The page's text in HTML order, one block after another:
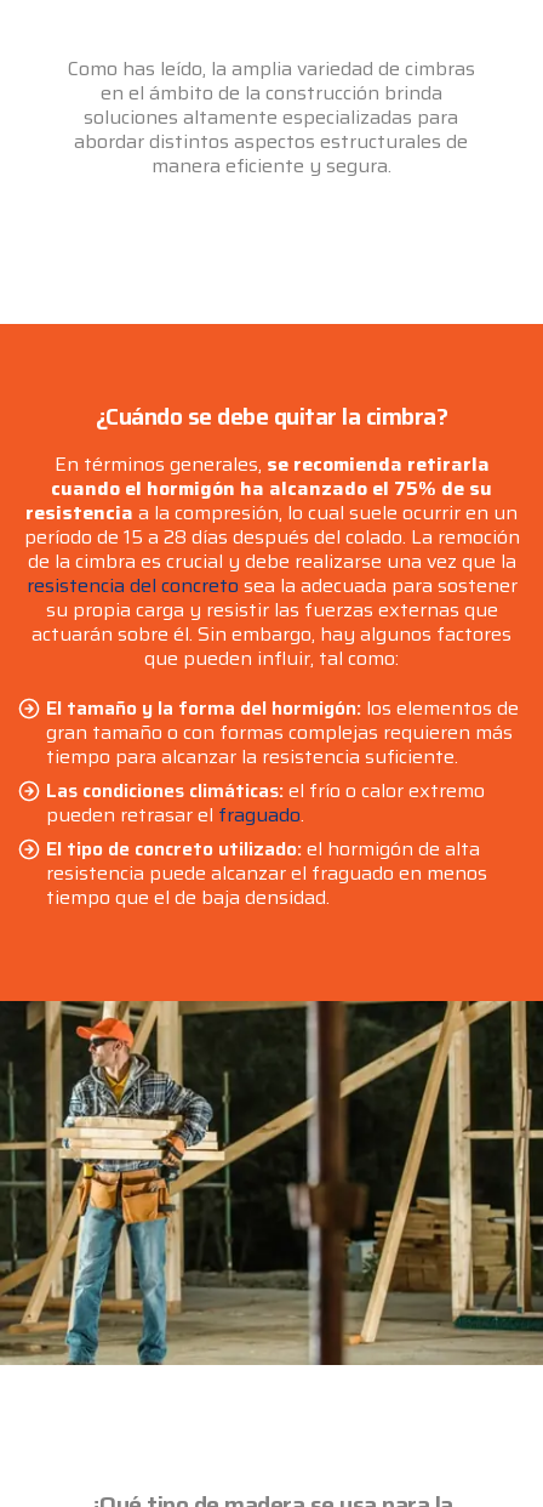
Como has leído, la amplia variedad de cimbras
en el ámbito de la construcción brinda
soluciones altamente especializadas para
abordar distintos aspectos estructurales de
manera eficiente y segura.
¿Cuándo se debe quitar la cimbra?
En términos generales, se recomienda retirarla
cuando el hormigón ha alcanzado el 75% de su
resistencia a la compresión, lo cual suele ocurrir en un
período de 15 a 28 días después del colado. La remoción
de la cimbra es crucial y debe realizarse una vez que la
resistencia del concreto sea la adecuada para sostener
su propia carga y resistir las fuerzas externas que
actuarán sobre él. Sin embargo, hay algunos factores
que pueden influir, tal como:
El tamaño y la forma del hormigón: los elementos de
gran tamaño o con formas complejas requieren más
tiempo para alcanzar la resistencia suficiente.
Las condiciones climáticas:el frío o calor extremo
pueden retrasar el fraguado.
El tipo de concreto utilizado:el hormigón de alta
resistencia puede alcanzar el fraguado en menos
tiempo que el de baja densidad.